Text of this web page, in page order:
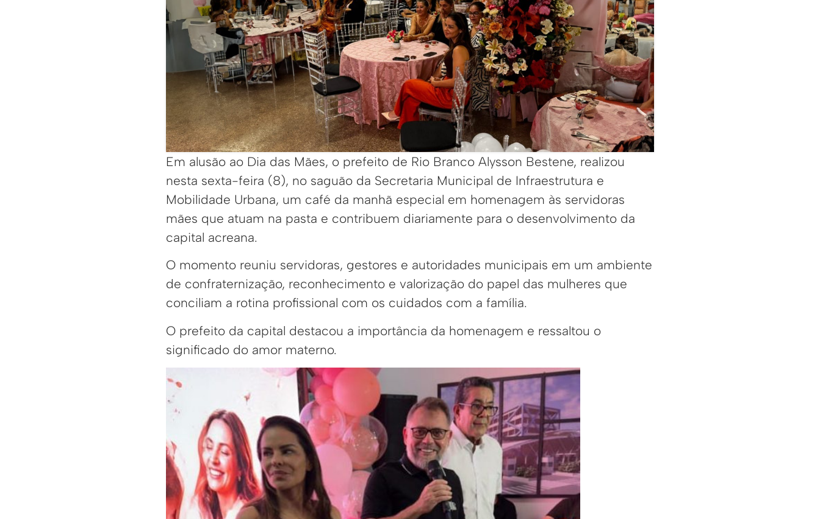
Em alusão ao Dia das Mães, o prefeito de Rio Branco Alysson Bestene, realizou
nesta sexta-feira (8), no saguão da Secretaria Municipal de Infraestrutura e
Mobilidade Urbana, um café da manhã especial em homenagem às servidoras
mães que atuam na pasta e contribuem diariamente para o desenvolvimento da
capital acreana.
O momento reuniu servidoras, gestores e autoridades municipais em um ambiente
de confraternização, reconhecimento e valorização do papel das mulheres que
conciliam a rotina profissional com os cuidados com a família.
O prefeito da capital destacou a importância da homenagem e ressaltou o
significado do amor materno.